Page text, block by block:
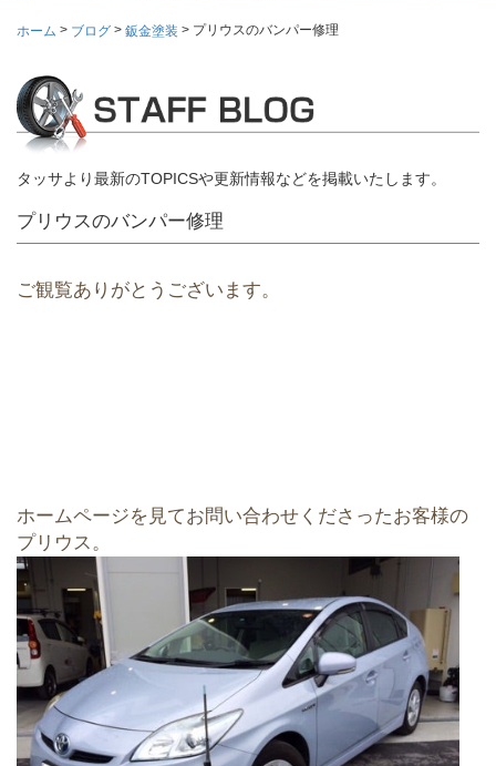
ホーム > ブログ > 鈑金塗装 > プリウスのバンパー修理
タッサより最新のTOPICSや更新情報などを掲載いたします。
プリウスのバンパー修理
ご観覧ありがとうございます。
ホームページを見てお問い合わせくださったお客様の
プリウス。